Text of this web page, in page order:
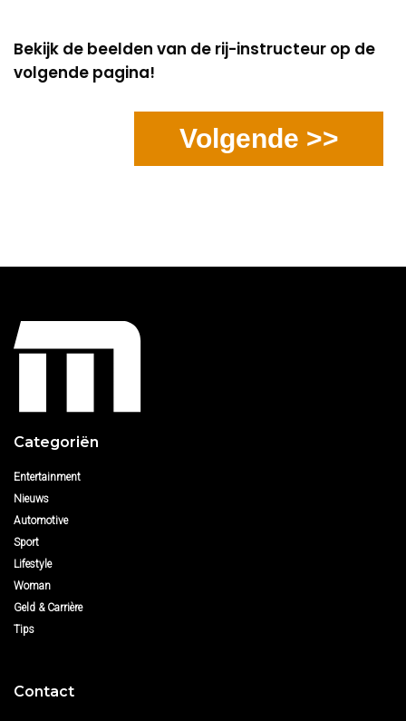
Bekijk de beelden van de rij-instructeur op de
volgende pagina!
Volgende >>
Categoriën
Entertainment
Nieuws
Automotive
Sport
Lifestyle
Woman
Geld & Carrière
Tips
Contact